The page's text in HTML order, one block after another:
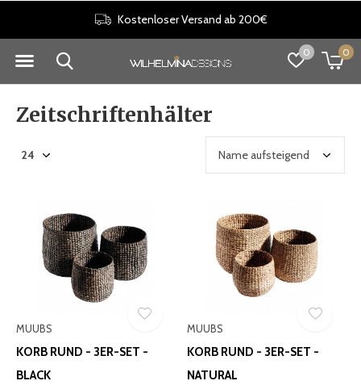
0 0
Kostenloser Versand ab 200€
Zeitschriftenhälter
MUUBS
KORB RUND - 3ER-SET -
BLACK
MUUBS
KORB RUND - 3ER-SET -
NATURAL